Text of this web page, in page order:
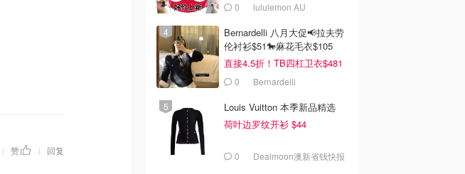
| 赞 | 回复
0 lululemon AU
Bernardelli 八月大促📢拉夫劳
伦衬衫$51🐎麻花毛衣$105
直接4.5折！TB四杠卫衣$481
0 Bernardelli
Louis Vuitton 本季新品精选
荷叶边罗纹开衫 $44
0 Dealmoon澳新省钱快报